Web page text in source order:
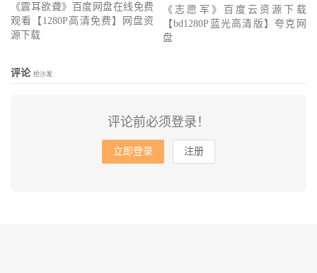
《震耳欲聋》百度网盘在线免费
观看【1280P高清免费】网盘资
源下载
《志愿军》百度云资源下载
【bd1280P蓝光高清版】夸克网
盘
评论 抢沙发
评论前必须登录！
立即登录 注册